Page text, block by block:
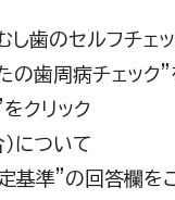
のセルフチェッ
周病チェック”
クリック
について
”の回答欄をご